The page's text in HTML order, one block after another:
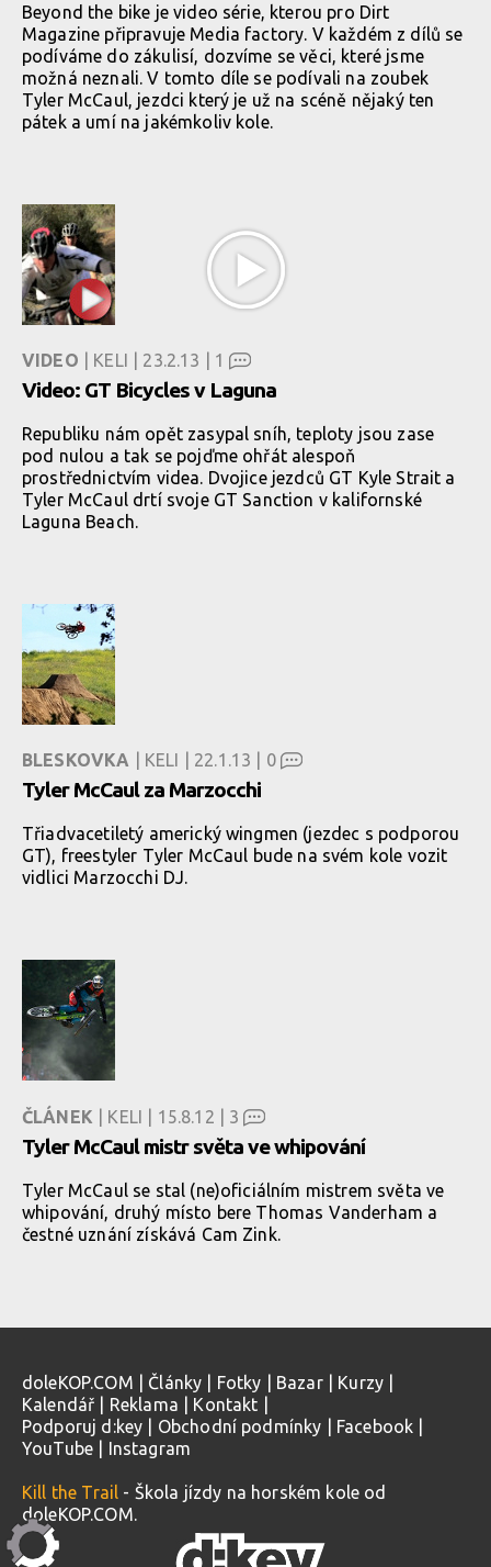
Beyond the bike je video série, kterou pro Dirt
Magazine připravuje Media factory. V každém z dílů se
podíváme do zákulisí, dozvíme se věci, které jsme
možná neznali. V tomto díle se podívali na zoubek
Tyler McCaul, jezdci který je už na scéně nějaký ten
pátek a umí na jakémkoliv kole.
VIDEO | KELI | 23.2.13 | 1
Video: GT Bicycles v Laguna
Republiku nám opět zasypal sníh, teploty jsou zase
pod nulou a tak se pojďme ohřát alespoň
prostřednictvím videa. Dvojice jezdců GT Kyle Strait a
Tyler McCaul drtí svoje GT Sanction v kalifornské
Laguna Beach.
BLESKOVKA | KELI | 22.1.13 | 0
Tyler McCaul za Marzocchi
Třiadvacetiletý americký wingmen (jezdec s podporou
GT), freestyler Tyler McCaul bude na svém kole vozit
vidlici Marzocchi DJ.
ČLÁNEK | KELI | 15.8.12 | 3
Tyler McCaul mistr světa ve whipování
Tyler McCaul se stal (ne)oficiálním mistrem světa ve
whipování, druhý místo bere Thomas Vanderham a
čestné uznání získává Cam Zink.
doleKOP.COM Články Fotky Bazar| Kurzy
Kalendář
Reklama Kontakt
Podporuj d:key
Obchodní podmínky Facebook
YouTube
Instagram
Kill the Trail - Škola jízdy na horském kole od
doleKOP.COM.